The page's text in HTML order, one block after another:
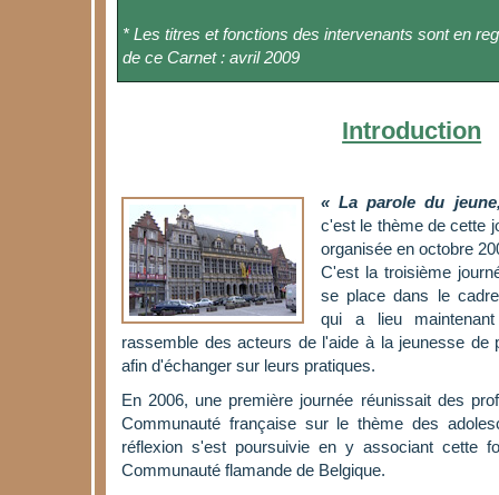
* Les titres et fonctions des intervenants sont en
de ce Carnet : avril 2009
Introduction
« La parole du
c'est le thème de cette
organisée en octobre
C'est la troisième
se place dans le
qui a lieu
rassemble des acteurs de l'aide à la jeunesse de
afin d'échanger sur leurs pratiques.
En 2006, une première journée réunissait des
Communauté française sur le thème des
réflexion s'est poursuivie en y associant cette
Communauté flamande de Belgique.